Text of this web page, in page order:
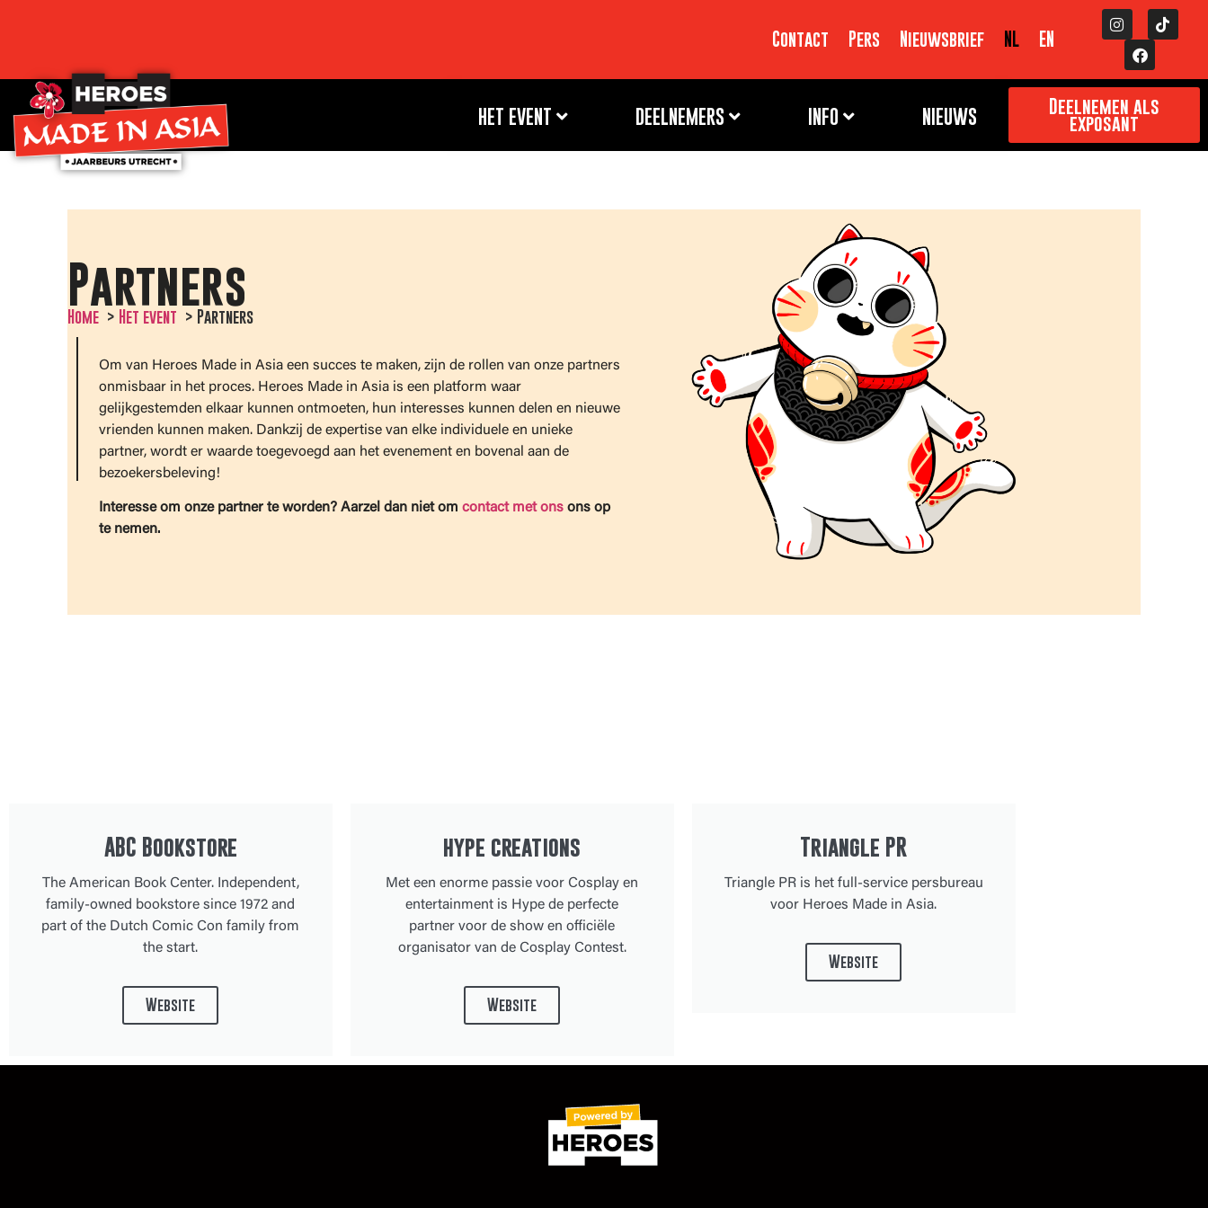
Contact Pers Nieuwsbrief NL EN
HET EVENT DEELNEMERS INFO NIEUWS Deelnemen als
exposant
Partners
Home Het event Partners
Om van Heroes Made in Asia een succes te maken, zijn de rollen van onze partners
onmisbaar in het proces. Heroes Made in Asia is een platform waar
gelijkgestemden elkaar kunnen ontmoeten, hun interesses kunnen delen en nieuwe
vrienden kunnen maken. Dankzij de expertise van elke individuele en unieke
partner, wordt er waarde toegevoegd aan het evenement en bovenal aan de
bezoekersbeleving!
Interesse om onze partner te worden? Aarzel dan niet omcontact met ons ons op
te nemen.
ABC Bookstore
The American Book Center. Independent,
family-owned bookstore since 1972 and
part of the Dutch Comic Con family from
the start.
Website
hype creations
Met een enorme passie voor Cosplay en
entertainment is Hype de perfecte
partner voor de show en officiële
organisator van de Cosplay Contest.
Website
Triangle PR
Triangle PR is het full-service persbureau
voor Heroes Made in Asia.
Website